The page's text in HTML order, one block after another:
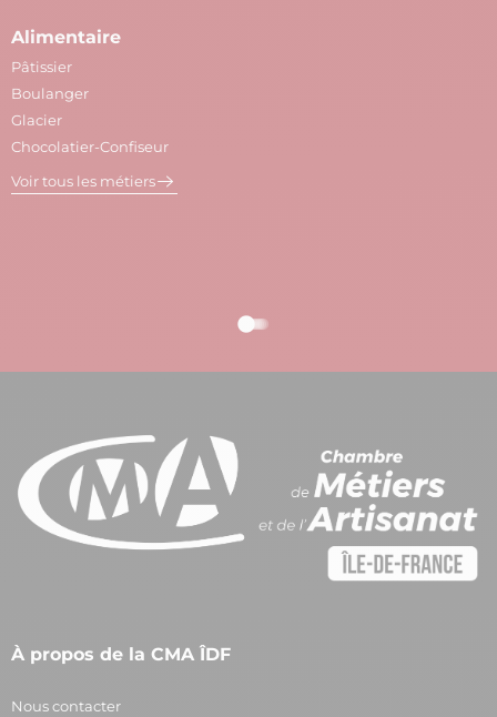
Alimentaire
Pâtissier
Boulanger
Glacier
Chocolatier-Confiseur
Voir tous les métiers
À propos de la CMA ÎDF
Nous contacter